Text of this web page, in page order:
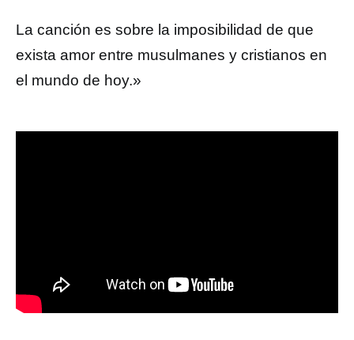
La canción es sobre la imposibilidad de que
exista amor entre musulmanes y cristianos en
el mundo de hoy.»